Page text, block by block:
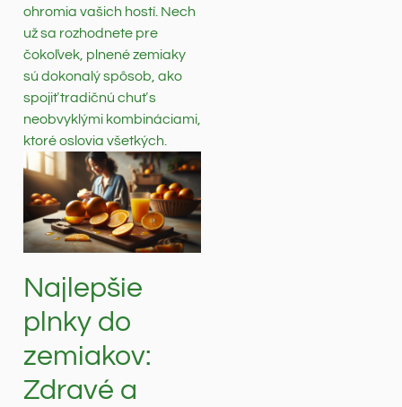
ohromia vašich hostí. Nech
už sa rozhodnete pre
čokoľvek, plnené zemiaky
sú dokonalý spôsob, ako
spojiť tradičnú chuť s
neobvyklými kombináciami,
ktoré oslovia všetkých.
Najlepšie
plnky do
zemiakov:
Zdravé a